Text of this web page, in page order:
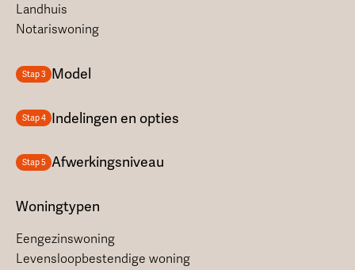
Landhuis
Notariswoning
Stap 3 Model
Stap 4 Indelingen en opties
Stap 5 Afwerkingsniveau
Woningtypen
Eengezinswoning
Levensloopbestendige woning